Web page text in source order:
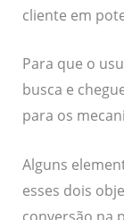
cliente em
Para que o
busca e
para os
Alguns
esses dois